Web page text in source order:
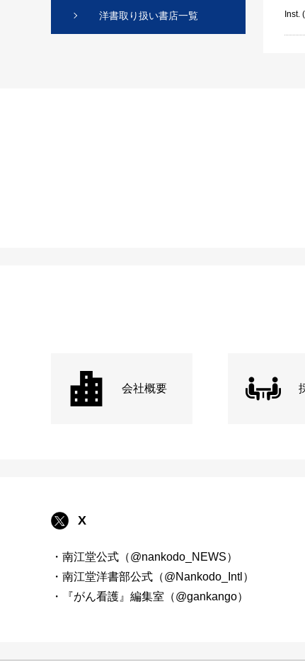
Inst.
洋書取り扱い書店一覧
会社概要
X
・南江堂公式（@nankodo_NEWS）
・南江堂洋書部公式（@Nankodo_Intl）
・『がん看護』編集室（@gankango）